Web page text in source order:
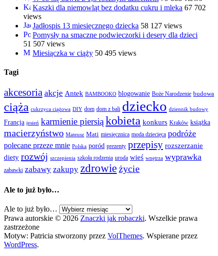
Kaszki dla niemowląt bez dodatku cukru i mleka 67 702
views
Jadłospis 13 miesięcznego dziecka 58 127 views
Pomysły na smaczne podwieczorki i desery dla dzieci
51 507 views
Miesiączka w ciąży 50 495 views
Tagi
akcesoria akcje Antek BAMBOOKO blogowanie Boże Narodzenie budowa
ciąża cukrzyca ciążowa DIY dom dom z bali dziecko dziennik budowy
Francja jesień karmienie piersiąkobieta konkurs Kraków książka
macierzyństwo Mateusz Mati miesięcznica moda dziecięca podróże
polecane przeze mnie Polska poród prezenty przepisy rozszerzanie
diety rozwój szczepienia szkoła rodzenia uroda wieś wnętrza wyprawka
zabawki zabawy zakupy zdrowieżycie
Ale to już było…
Ale to już było…
Prawa autorskie © 2026 Znaczki jak robaczki. Wszelkie prawa
zastrzeżone
Motyw: Patricia stworzony przez VolThemes. Wspierane przez
WordPress.